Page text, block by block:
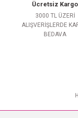
Ücretsiz Kargo
3000 TL ÜZERİ
ALIŞVERİŞLERDE
BEDAVA